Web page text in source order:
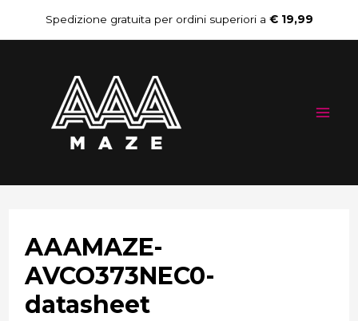
al
contenuto
Spedizione gratuita per ordini superiori a € 19,99
AAAMAZE-
AVCO373NEC0-
datasheet
Navigazione
articoli